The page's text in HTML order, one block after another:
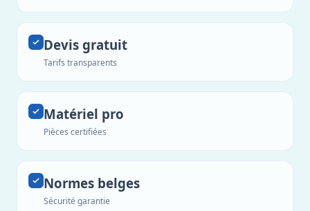
Devis gratuit
Tarifs transparents
Matériel pro
Pièces certifiées
Normes belges
Sécurité garantie